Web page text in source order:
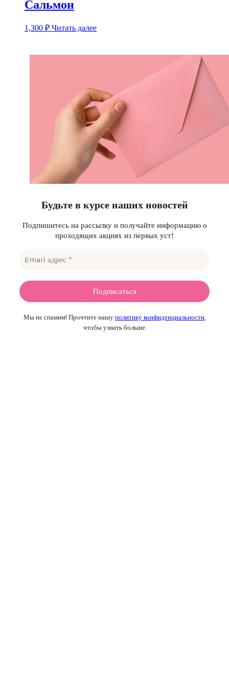
Сальмон
1,300 ₽ Читать далее
Будьте в курсе наших новостей
Подпишитесь на рассылку и получайте информацию о
проходящих акциях из первых уст!
Мы не спамим! Прочтите нашу политику конфиденциальности
чтобы узнать больше.